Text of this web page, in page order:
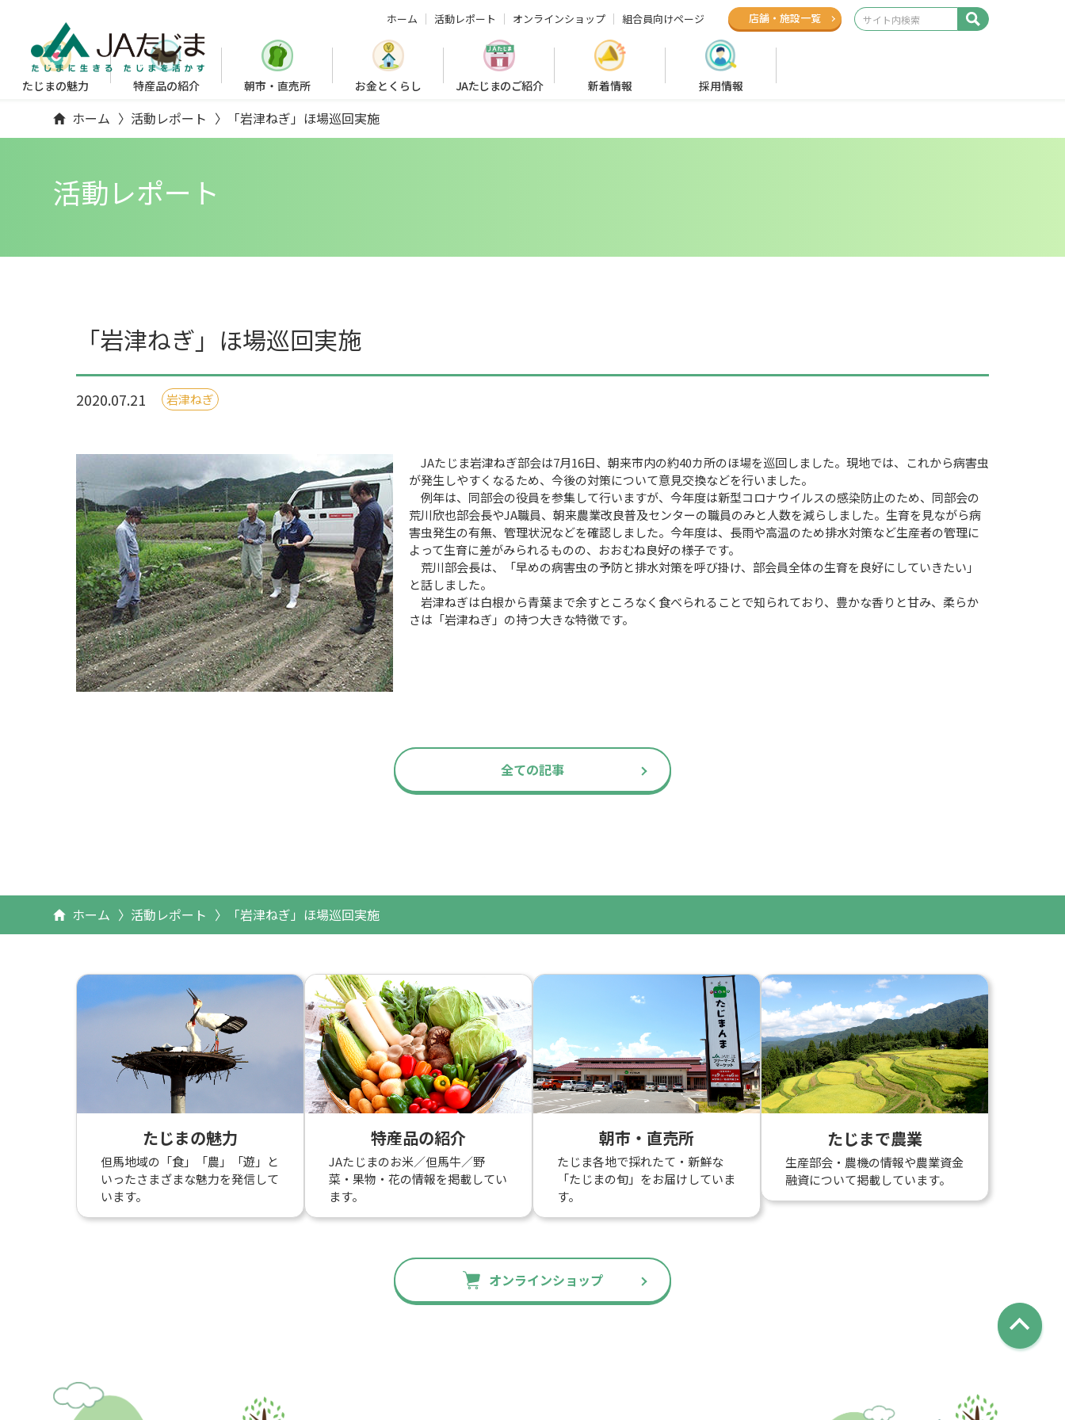
ホーム 活動レポート オンラインショップ 組合員向けページ 店舗 ・ 施設一覧
たじまの魅力 特産品の紹介 朝市・直売所 お金とくらし JAたじまのご紹介 新着情報 採用情報
ホーム 活動レポート 「岩津ねぎ」ほ場巡回実施
活動レポート
「岩津ねぎ」ほ場巡回実施
2020.07.21 岩津ねぎ
JAたじま岩津ねぎ部会は7月16日、朝来市内の約40カ所のほ場を巡回しました。現地では、これから病害虫
が発生しやすくなるため、今後の対策について意見交換などを行いました。
例年は、同部会の役員を参集して行いますが、今年度は新型コロナウイルスの感染防止のため、同部会の
荒川欣也部会長やJA職員、朝来農業改良普及センターの職員のみと人数を減らしました。生育を見ながら病
害虫発生の有無、管理状況などを確認しました。今年度は、長雨や高温のため排水対策など生産者の管理に
よって生育に差がみられるものの、おおむね良好の様子です。
荒川部会長は、「早めの病害虫の予防と排水対策を呼び掛け、部会員全体の生育を良好にしていきたい」
と話しました。
岩津ねぎは白根から青葉まで余すところなく食べられることで知られており、豊かな香りと甘み、柔らか
さは「岩津ねぎ」の持つ大きな特徴です。
全ての記事
ホーム 活動レポート 「岩津ねぎ」ほ場巡回実施
たじまの魅力
但馬地域の「食」「農」「遊」と
いったさまざまな魅力を発信して
います。
特産品の紹介
JAたじまのお米／但馬牛／野
菜・果物・花の情報を掲載してい
ます。
朝市・直売所
たじま各地で採れたて・新鮮な
「たじまの旬」をお届けしていま
す。
たじまで農業
生産部会・農機の情報や農業資金
融資について掲載しています。
オンラインショップ